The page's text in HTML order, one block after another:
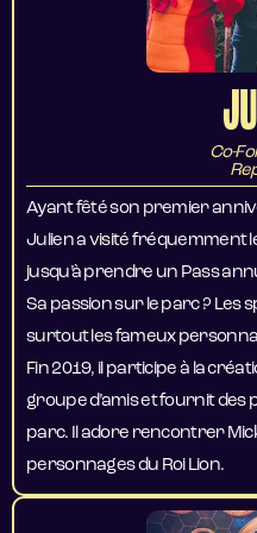
Co-
Ayant fêté son premier
Julien a visité fréquemment
jusqu’à prendre un Pass
Sa passion sur le parc ? Les
surtout les fameux
Fin 2019, il participe à la
groupe d’amis et fournit des
parc. Il adore rencontrer
personnages du Roi Lion.